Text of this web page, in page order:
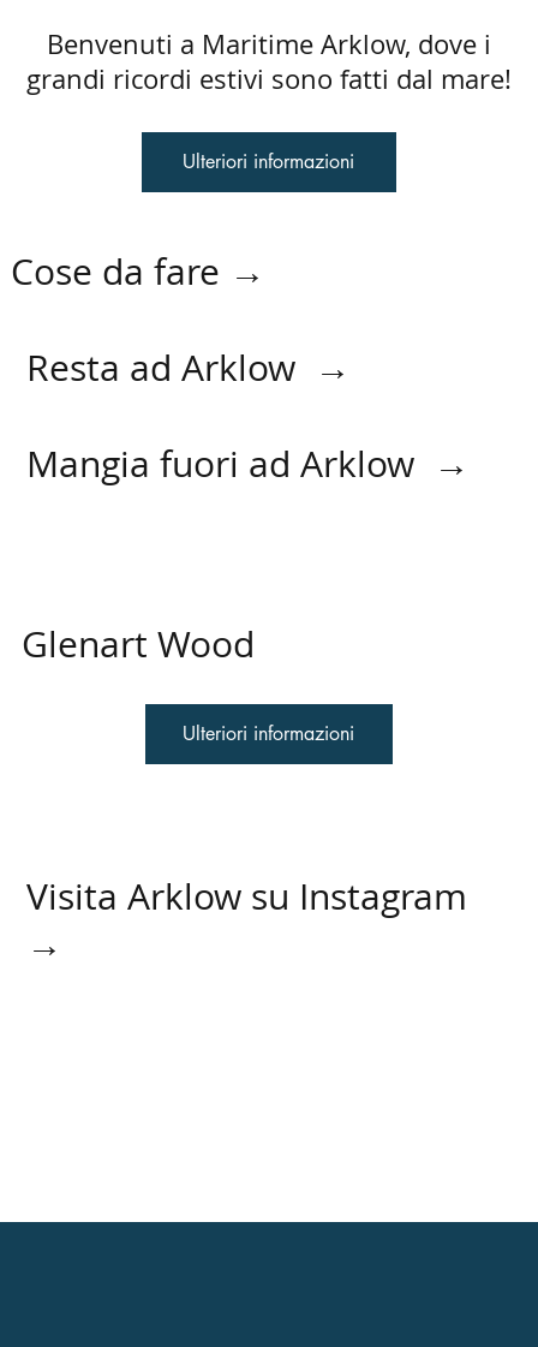
Cose da fare →
Ulteriori informazioni
Benvenuti a Maritime Arklow, dove i
grandi ricordi estivi sono fatti dal mare!
Resta ad Arklow →
Mangia fuori ad Arklow →
Glenart Wood
Ulteriori informazioni
Visita Arklow su Instagram
→